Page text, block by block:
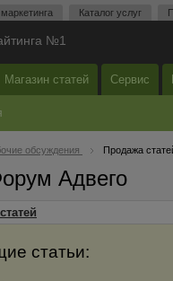
Каталог услуг
№1
Магазин статей Сервис
обсуждения Продажа
Адвего
статьи: